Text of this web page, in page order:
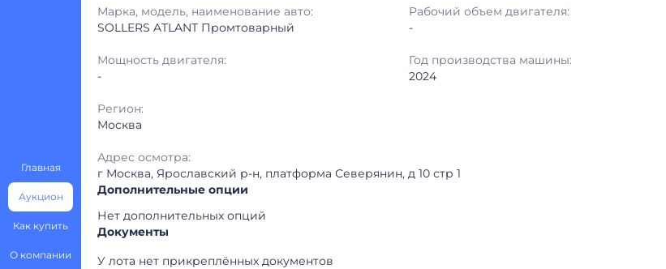
Главная
Аукцион
Как купить
О компании
Марка, модель, наименование авто:
SOLLERS ATLANT Промтоварный
Рабочий объем двигателя:
-
Мощность двигателя:
-
Год производства машины:
2024
Регион:
Москва
Адрес осмотра:
г Москва, Ярославский р-н, платформа Северянин, д 10 стр 1
Дополнительные опции
Нет дополнительных опций
Документы
У лота нет прикреплённых документов